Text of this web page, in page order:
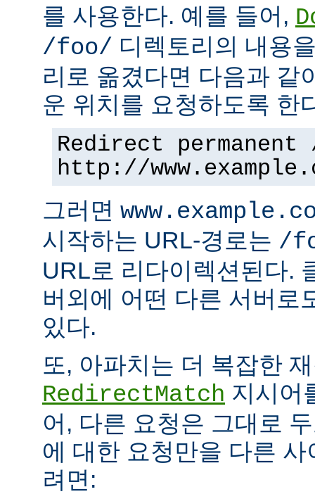
를 사용한다. 예를 들어,
/foo/ 디렉토리의 내용
리로 옮겼다면 다음과 같
운 위치를 요청하도록 한
Redirect
http://
그러면
시작하는 URL-경로는 /
URL로 리다이렉션된다.
버외에 어떤 다른 서버로
있다.
또, 아파치는 더 복잡한
RedirectMatch 지시어
어, 다른 요청은 그대로
에 대한 요청만을 다른
려면: